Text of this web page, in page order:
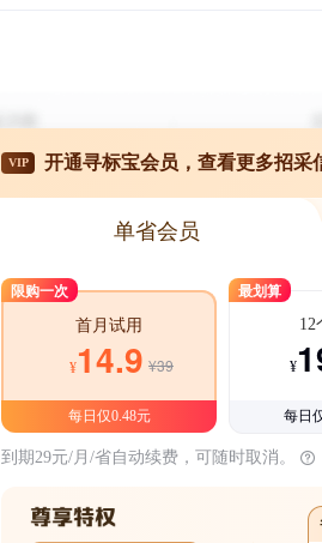
VIP 开通寻标宝会员，查看更多招采
单省会员
限购一次
首月试用
¥14.9 ¥39
每日仅0.48元
最划算
12
¥
每日
到期29元/月/省自动续费，可随时取消。